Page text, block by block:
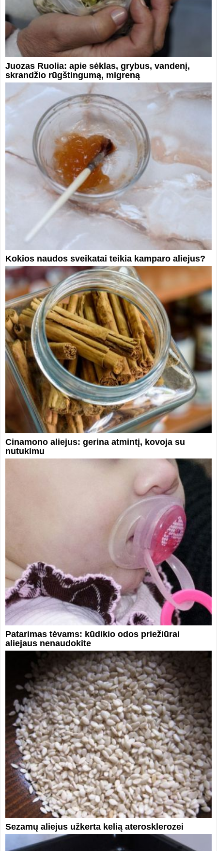
Juozas Ruolia: apie sėklas, grybus, vandenį,
skrandžio rūgštingumą, migreną
Kokios naudos sveikatai teikia kamparo aliejus?
Cinamono aliejus: gerina atmintį, kovoja su
nutukimu
Patarimas tėvams: kūdikio odos priežiūrai
aliejaus nenaudokite
Sezamų aliejus užkerta kelią aterosklerozei